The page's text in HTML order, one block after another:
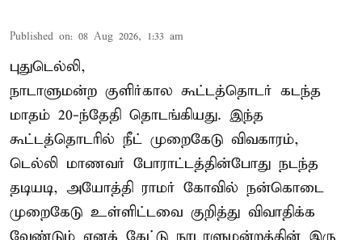
Published on: 08 Aug 2026, 1:33 am
புதுடெல்லி,
நாடாளுமன்ற குளிர்கால கூட்டத்தொடர் கடந்த
மாதம் 20-ந்தேதி தொடங்கியது. இந்த
கூட்டத்தொடரில் நீட் முறைகேடு விவகாரம்,
டெல்லி மாணவர் போராட்டத்தின்போது நடந்த
தடியடி, அயோத்தி ராமர் கோவில் நன்கொடை
முறைகேடு உள்ளிட்டவை குறித்து விவாதிக்க